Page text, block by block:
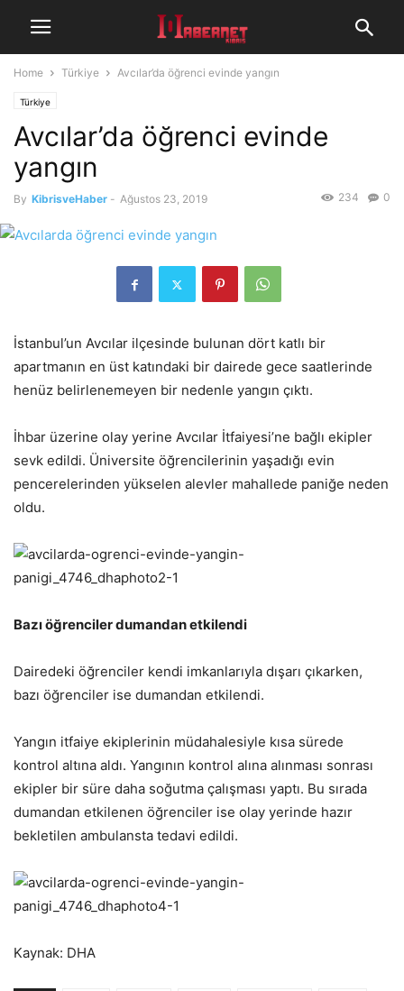
Home Türkiye Avcılar’da öğrenci evinde yangın
Türkiye
Avcılar’da öğrenci evinde
yangın
By KibrisveHaber - Ağustos 23, 2019 0
234
İstanbul’un Avcılar ilçesinde bulunan dört katlı bir
apartmanın en üst katındaki bir dairede gece saatlerinde
henüz belirlenemeyen bir nedenle yangın çıktı.
İhbar üzerine olay yerine Avcılar İtfaiyesi’ne bağlı ekipler
sevk edildi. Üniversite öğrencilerinin yaşadığı evin
pencerelerinden yükselen alevler mahallede paniğe neden
oldu.
Bazı öğrenciler dumandan etkilendi
Dairedeki öğrenciler kendi imkanlarıyla dışarı çıkarken,
bazı öğrenciler ise dumandan etkilendi.
Yangın itfaiye ekiplerinin müdahalesiyle kısa sürede
kontrol altına aldı. Yangının kontrol alına alınması sonrası
ekipler bir süre daha soğutma çalışması yaptı. Bu sırada
dumandan etkilenen öğrenciler ise olay yerinde hazır
bekletilen ambulansta tedavi edildi.
Kaynak: DHA